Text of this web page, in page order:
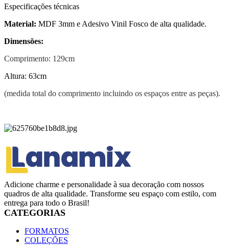
Especificações técnicas
Material: MDF 3mm e Adesivo Vinil Fosco de alta qualidade.
Dimensões:
Comprimento: 129cm
Altura: 63cm
(medida total do comprimento incluindo os espaços entre as peças).
Adicione charme e personalidade à sua decoração com nossos
quadros de alta qualidade. Transforme seu espaço com estilo, com
entrega para todo o Brasil!
CATEGORIAS
FORMATOS
COLEÇÕES